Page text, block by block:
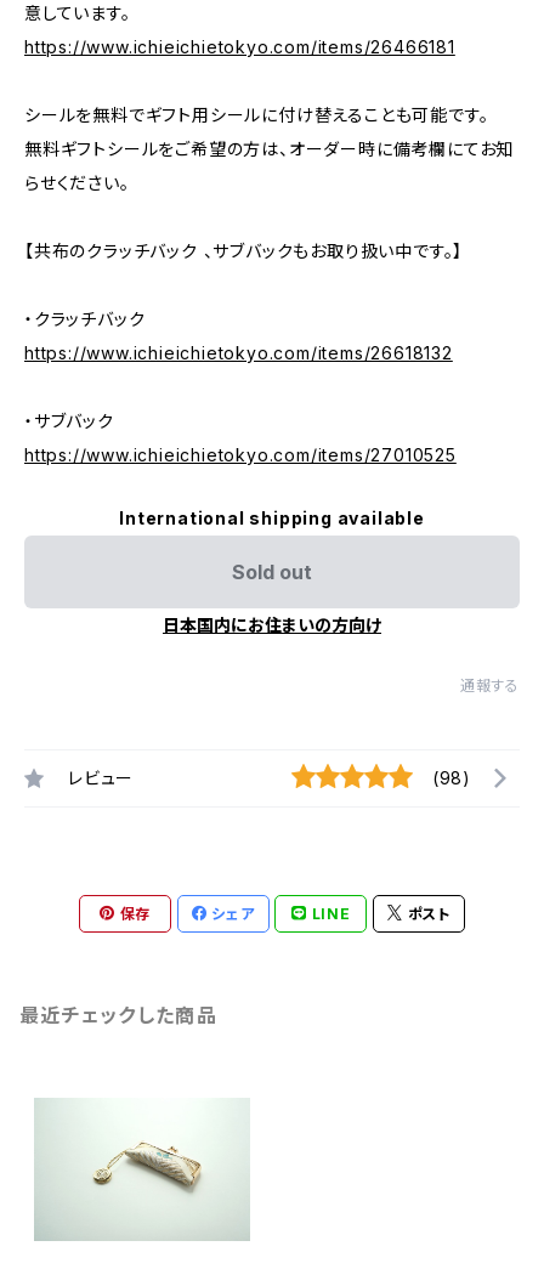
意しています。
https://www.ichieichietokyo.com/items/26466181
シールを無料でギフト用シールに付け替えることも可能です。
無料ギフトシールをご希望の方は、オーダー時に備考欄にてお知
らせください。
【共布のクラッチバック 、サブバックもお取り扱い中です。】
・クラッチバック
https://www.ichieichietokyo.com/items/26618132
・サブバック
https://www.ichieichietokyo.com/items/27010525
International shipping available
Sold out
日本国内にお住まいの方向け
通報する
レビュー (98)
保存 シェア LINE ポスト
最近チェックした商品